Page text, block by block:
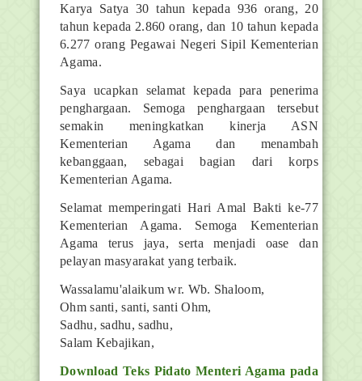
Karya Satya 30 tahun kepada 936 orang, 20
tahun kepada 2.860 orang, dan 10 tahun kepada
6.277 orang Pegawai Negeri Sipil Kementerian
Agama.
Saya ucapkan selamat kepada para penerima
penghargaan. Semoga penghargaan tersebut
semakin meningkatkan kinerja ASN
Kementerian Agama dan menambah
kebanggaan, sebagai bagian dari korps
Kementerian Agama.
Selamat memperingati Hari Amal Bakti ke-77
Kementerian Agama. Semoga Kementerian
Agama terus jaya, serta menjadi oase dan
pelayan masyarakat yang terbaik.
Wassalamu'alaikum wr. Wb. Shaloom,
Ohm santi, santi, santi Ohm,
Sadhu, sadhu, sadhu,
Salam Kebajikan,
Download Teks Pidato Menteri Agama pada